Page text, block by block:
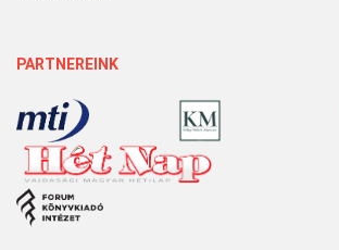
PARTNEREINK